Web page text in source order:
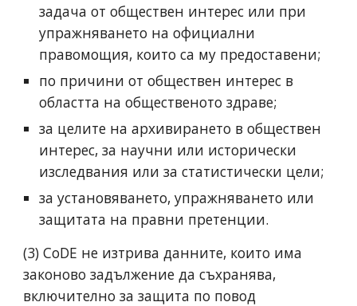
задача от обществен интерес или при
упражняването на официални
правомощия, които са му предоставени;
по причини от обществен интерес в
областта на общественото здраве;
за целите на архивирането в обществен
интерес, за научни или исторически
изследвания или за статистически цели;
за установяването, упражняването или
защитата на правни претенции.
(3) CoDE не изтрива данните, които има
законово задължение да съхранява,
включително за защита по повод